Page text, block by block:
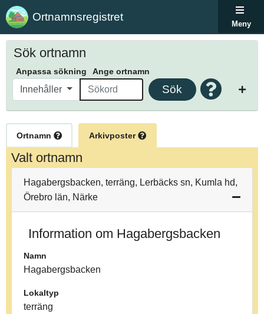
Ortnamnsregistret
Meny
Sök ortnamn
Anpassa sökning Ange ortnamn
Innehåller Sök
Ortnamn Arkivposter
Valt ortnamn
Hagabergsbacken, terräng, Lerbäcks sn, Kumla hd,
Örebro län, Närke
Information om Hagabergsbacken
Namn
Hagabergsbacken
Lokaltyp
terräng